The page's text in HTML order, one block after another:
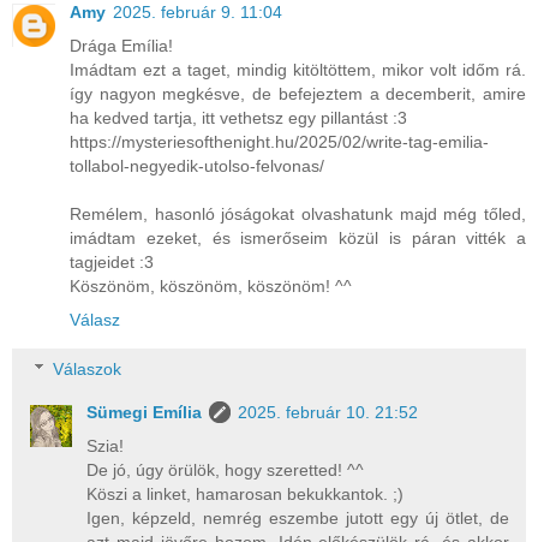
Amy 2025. február 9. 11:04
Drága Emília!
Imádtam ezt a taget, mindig kitöltöttem, mikor volt időm rá.
így nagyon megkésve, de befejeztem a decemberit, amire
ha kedved tartja, itt vethetsz egy pillantást :3
https://mysteriesofthenight.hu/2025/02/write-tag-emilia-
tollabol-negyedik-utolso-felvonas/
Remélem, hasonló jóságokat olvashatunk majd még tőled,
imádtam ezeket, és ismerőseim közül is páran vitték a
tagjeidet :3
Köszönöm, köszönöm, köszönöm! ^^
Válasz
Válaszok
Sümegi Emília
2025. február 10. 21:52
Szia!
De jó, úgy örülök, hogy szeretted! ^^
Köszi a linket, hamarosan bekukkantok. ;)
Igen, képzeld, nemrég eszembe jutott egy új ötlet, de